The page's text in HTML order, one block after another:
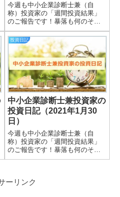
今週も中小企業診断士兼（自
称）投資家の「週間投資結果」
のご報告です！暴落も何のそ
の、細々やっている投資結果を
皆さまと共有できればと思いま
す＾＾実際の保有株式数量や現
在の損益状況も記載していま
す。大したことない金額しか保
有していませんので期待...
投資日記
中小企業診断士兼投資家の
投資日記（2021年1月30
日）
今週も中小企業診断士兼（自
称）投資家の「週間投資結果」
のご報告です！暴落も何のそ
の、細々やっている投資結果を
在の損益状況も記載していま
ーリンク